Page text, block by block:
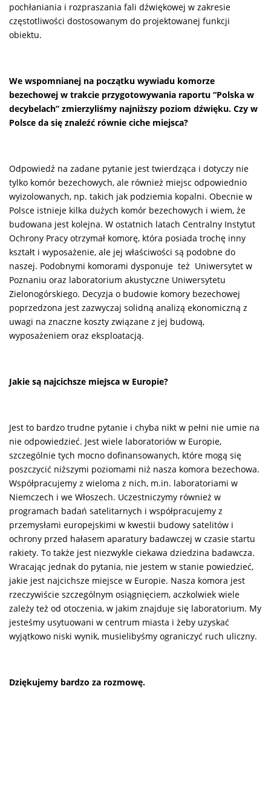
pochłaniania i rozpraszania fali dźwiękowej w zakresie
częstotliwości dostosowanym do projektowanej funkcji
obiektu.
We wspomnianej na początku wywiadu komorze
bezechowej w trakcie przygotowywania raportu “Polska w
decybelach” zmierzyliśmy najniższy poziom dźwięku. Czy w
Polsce da się znaleźć równie ciche miejsca?
Odpowiedź na zadane pytanie jest twierdząca i dotyczy nie
tylko komór bezechowych, ale również miejsc odpowiednio
wyizolowanych, np. takich jak podziemia kopalni. Obecnie w
Polsce istnieje kilka dużych komór bezechowych i wiem, że
budowana jest kolejna. W ostatnich latach Centralny Instytut
Ochrony Pracy otrzymał komorę, która posiada trochę inny
kształt i wyposażenie, ale jej właściwości są podobne do
naszej. Podobnymi komorami dysponuje też Uniwersytet w
Poznaniu oraz laboratorium akustyczne Uniwersytetu
Zielonogórskiego. Decyzja o budowie komory bezechowej
poprzedzona jest zazwyczaj solidną analizą ekonomiczną z
uwagi na znaczne koszty związane z jej budową,
wyposażeniem oraz eksploatacją.
Jakie są najcichsze miejsca w Europie?
Jest to bardzo trudne pytanie i chyba nikt w pełni nie umie na
nie odpowiedzieć. Jest wiele laboratoriów w Europie,
szczególnie tych mocno dofinansowanych, które mogą się
poszczycić niższymi poziomami niż nasza komora bezechowa.
Współpracujemy z wieloma z nich, m.in. laboratoriami w
Niemczech i we Włoszech. Uczestniczymy również w
programach badań satelitarnych i współpracujemy z
przemysłami europejskimi w kwestii budowy satelitów i
ochrony przed hałasem aparatury badawczej w czasie startu
rakiety. To także jest niezwykle ciekawa dziedzina badawcza.
Wracając jednak do pytania, nie jestem w stanie powiedzieć,
jakie jest najcichsze miejsce w Europie. Nasza komora jest
rzeczywiście szczególnym osiągnięciem, aczkolwiek wiele
zależy też od otoczenia, w jakim znajduje się laboratorium. My
jesteśmy usytuowani w centrum miasta i żeby uzyskać
wyjątkowo niski wynik, musielibyśmy ograniczyć ruch uliczny.
Dziękujemy bardzo za rozmowę.